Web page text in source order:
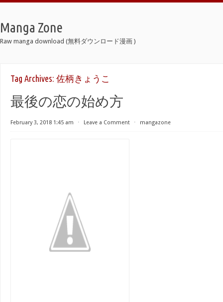
Manga Zone
Raw manga download (無料ダウンロード漫画 )
Tag Archives: 佐柄きょうこ
最後の恋の始め方
February 3, 2018 1:45 am ⋅ Leave a Comment ⋅ mangazone